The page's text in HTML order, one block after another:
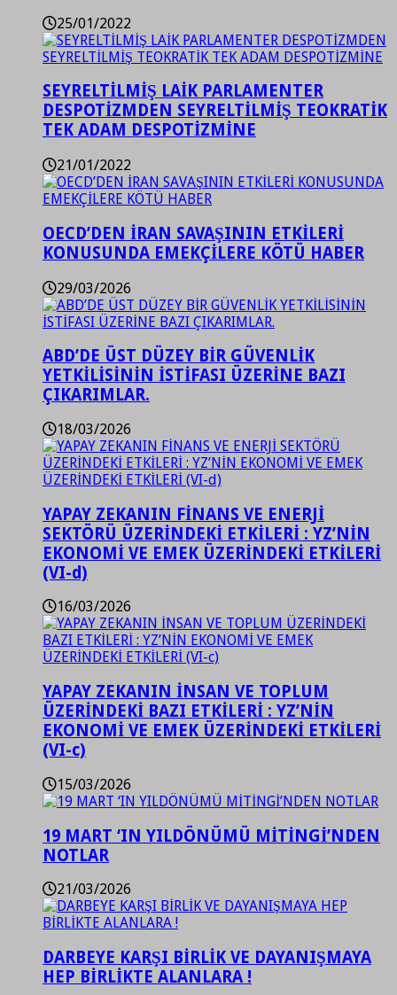
25/01/2022
SEYRELTİLMİŞ LAİK PARLAMENTER
DESPOTİZMDEN SEYRELTİLMİŞ TEOKRATİK
TEK ADAM DESPOTİZMİNE
21/01/2022
OECD’DEN İRAN SAVAŞININ ETKİLERİ
KONUSUNDA EMEKÇİLERE KÖTÜ HABER
29/03/2026
ABD’DE ÜST DÜZEY BİR GÜVENLİK
YETKİLİSİNİN İSTİFASI ÜZERİNE BAZI
ÇIKARIMLAR.
18/03/2026
YAPAY ZEKANIN FİNANS VE ENERJİ
SEKTÖRÜ ÜZERİNDEKİ ETKİLERİ : YZ’NİN
EKONOMİ VE EMEK ÜZERİNDEKİ ETKİLERİ
(VI-d)
16/03/2026
YAPAY ZEKANIN İNSAN VE TOPLUM
ÜZERİNDEKİ BAZI ETKİLERİ : YZ’NİN
EKONOMİ VE EMEK ÜZERİNDEKİ ETKİLERİ
(VI-c)
15/03/2026
19 MART ‘IN YILDÖNÜMÜ MİTİNGİ’NDEN
NOTLAR
21/03/2026
DARBEYE KARŞI BİRLİK VE DAYANIŞMAYA
HEP BİRLİKTE ALANLARA !